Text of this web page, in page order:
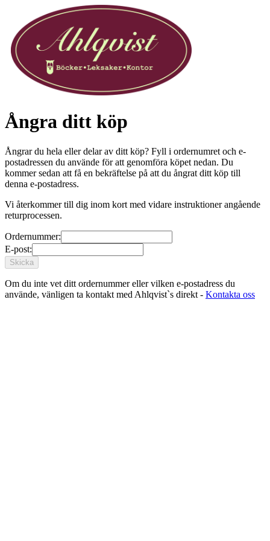
Ångra ditt köp
Ångrar du hela eller delar av ditt köp? Fyll i ordernumret och e-
postadressen du använde för att genomföra köpet nedan. Du
kommer sedan att få en bekräftelse på att du ångrat ditt köp till
denna e-postadress.
Vi återkommer till dig inom kort med vidare instruktioner angående
returprocessen.
Ordernummer:
E-post:
Om du inte vet ditt ordernummer eller vilken e-postadress du
använde, vänligen ta kontakt med Ahlqvist`s direkt - Kontakta oss